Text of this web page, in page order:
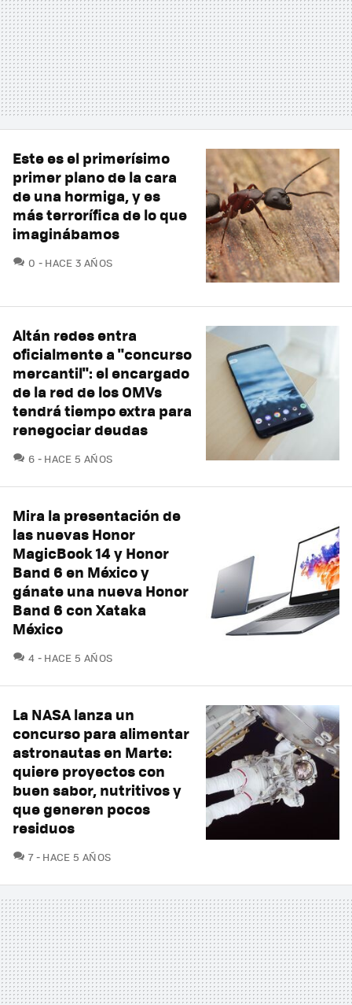
Este es el primerísimo
primer plano de la cara
de una hormiga, y es
más terrorífica de lo que
imaginábamos
0 COMENTARIOS
HACE 3 AÑOS
Altán redes entra
oficialmente a "concurso
mercantil": el encargado
de la red de los OMVs
tendrá tiempo extra para
renegociar deudas
6 COMENTARIOS
HACE 5 AÑOS
Mira la presentación de
las nuevas Honor
MagicBook 14 y Honor
Band 6 en México y
gánate una nueva Honor
Band 6 con Xataka
México
4 COMENTARIOS
HACE 5 AÑOS
La NASA lanza un
concurso para alimentar
astronautas en Marte:
quiere proyectos con
buen sabor, nutritivos y
que generen pocos
residuos
7COMENTARIOS
HACE 5 AÑOS